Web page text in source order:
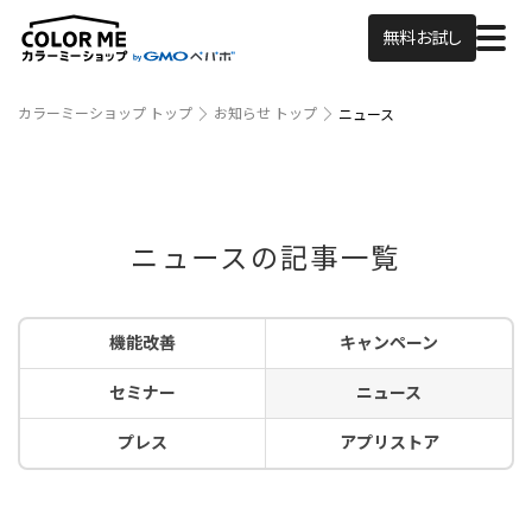
無料お試し
カラーミーショップ トップ お知らせ トップ ニュース
ニュースの記事一覧
機能改善 キャンペーン
セミナー ニュース
プレス アプリストア